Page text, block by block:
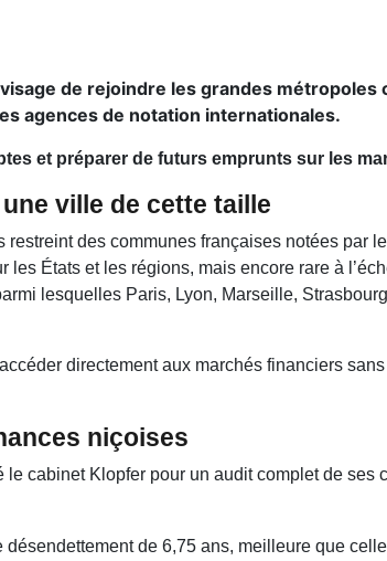
de rejoindre les grandes métropoles
agences de notation internationales.
et préparer de futurs emprunts sur les
ville de cette taille
des communes françaises notées par
les États et les régions, mais encore rare à
lesquelles Paris, Lyon, Marseille,
directement aux marchés financiers
niçoises
cabinet Klopfer pour un audit complet de ses
de 6,75 ans, meilleure que